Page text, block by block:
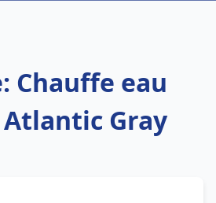
Chauffe eau
Gray